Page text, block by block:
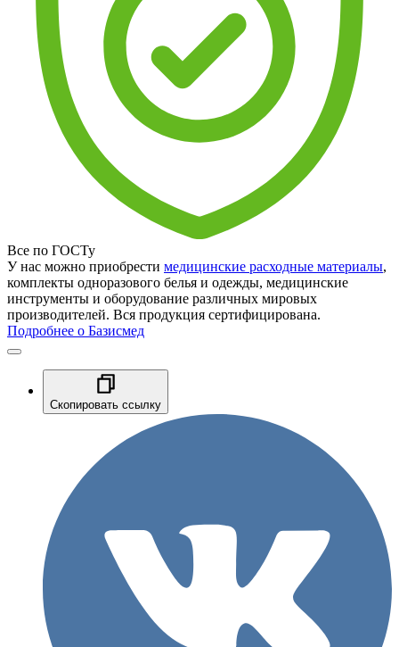
Все по ГОСТу
У нас можно приобрести медицинские расходные материалы,
комплекты одноразового белья и одежды, медицинские
инструменты и оборудование различных мировых
производителей. Вся продукция сертифицирована.
Подробнее о Базисмед
Скопировать ссылку